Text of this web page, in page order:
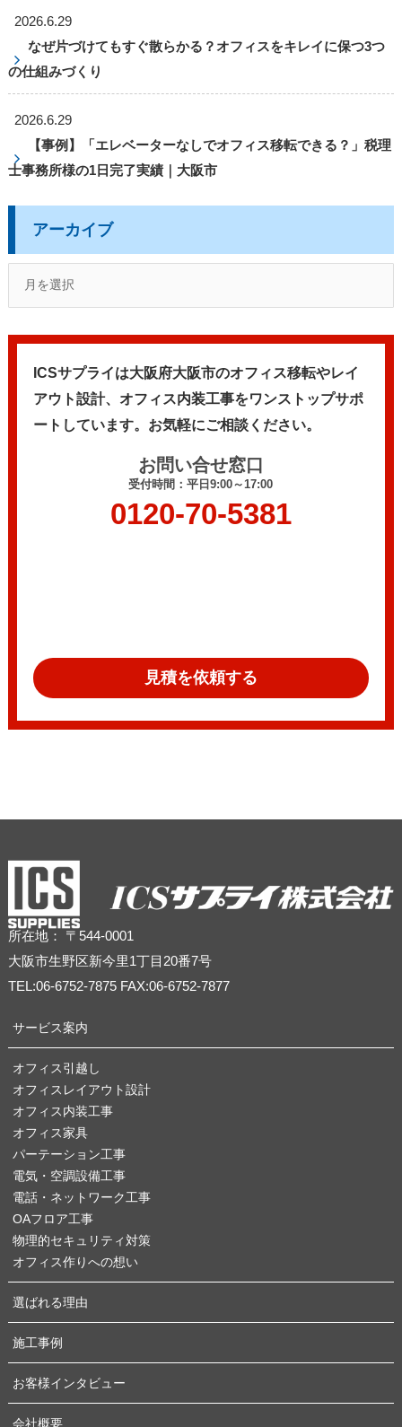
2026.6.29
なぜ片づけてもすぐ散らかる？オフィスをキレイに保つ3つ
の仕組みづくり
2026.6.29
【事例】「エレベーターなしでオフィス移転できる？」税理
士事務所様の1日完了実績｜大阪市
アーカイブ
ICSサプライは大阪府大阪市のオフィス移転やレイ
アウト設計、 オフィス内装工事をワンストップサポ
ートしています。 お気軽にご相談ください。
お問い合せ窓口
受付時間：平日9:00～17:00
0120-70-5381
見積を依頼する
所在地： 〒544-0001
大阪市生野区新今里1丁目20番7号
TEL:06-6752-7875 FAX:06-6752-7877
サービス案内
オフィス引越し
オフィスレイアウト設計
オフィス内装工事
オフィス家具
パーテーション工事
電気・空調設備工事
電話・ネットワーク工事
OAフロア工事
物理的セキュリティ対策
オフィス作りへの想い
選ばれる理由
施工事例
お客様インタビュー
会社概要